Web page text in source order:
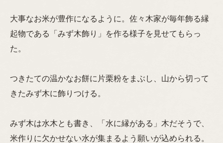
大事なお米が豊作になるように。佐々木家が毎年飾る縁
起物である「みず木飾り」を作る様子を見せてもらっ
た。
つきたての温かなお餅に片栗粉をまぶし、山から切って
きたみず木に飾りつける。
みず木は水木とも書き、「水に縁がある」木だそうで、
米作りに欠かせない水が集まるよう願いが込められる。